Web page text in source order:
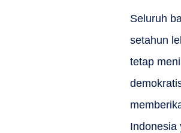
Seluruh
setahun
tetap
Indonesia